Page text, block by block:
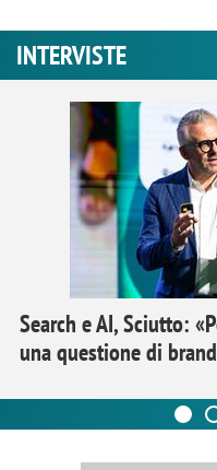
INTERVISTE
Search e AI, Sciutto:
una questione di